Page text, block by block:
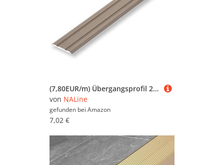
(7,80EUR/m) Übergangsprofil 25 x 900 mm Edelstahl-Look selbstklebend flach | Ausgleichsprofil | Nahtdeckprofil | Laminat Türprofil | Alu Leiste
von NALine
gefunden bei Amazon
7,02 €